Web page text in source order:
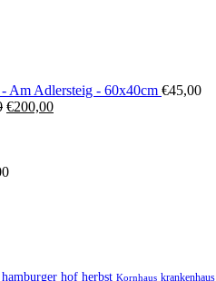
Am Adlersteig - 60x40cm €45,00
Ursprünglicher
€200,00Aktueller
hamburger hof herbst Kornhaus krankenhaus